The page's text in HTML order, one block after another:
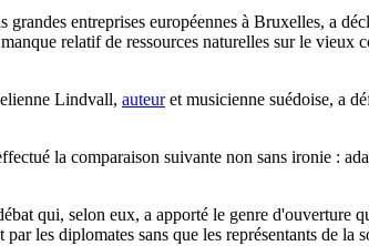
entreprises européennes à Bruxelles, a
relatif de ressources naturelles sur le vieux
Lindvall, auteuret musicienne suédoise, a
la comparaison suivante non sans ironie :
qui, selon eux, a apporté le genre
les diplomates sans que les représentants de